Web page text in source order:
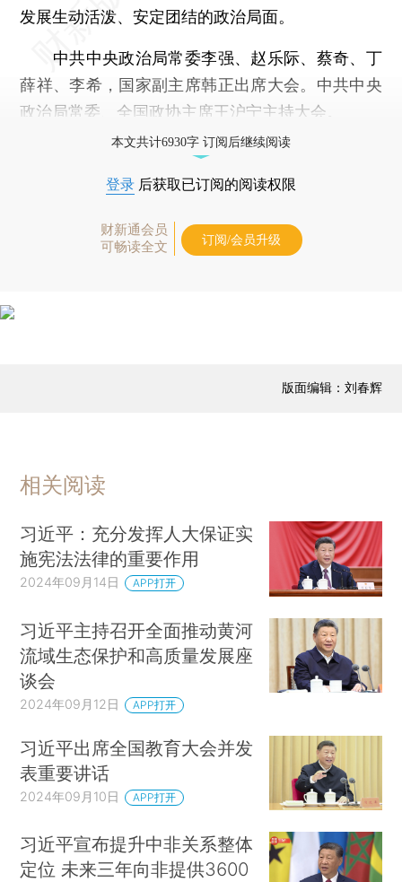
发展生动活泼、安定团结的政治局面。
中共中央政治局常委李强、赵乐际、蔡奇、丁
薛祥、李希，国家副主席韩正出席大会。中共中央
政治局常委、全国政协主席王沪宁主持大会。
本文共计6930字 订阅后继续阅读
登录 后获取已订阅的阅读权限
财新通会员
可畅读全文
订阅/会员升级
版面编辑：刘春辉
相关阅读
习近平：充分发挥人大保证实
施宪法法律的重要作用
2024年09月14日 APP打开
习近平主持召开全面推动黄河
流域生态保护和高质量发展座
谈会
2024年09月12日 APP打开
习近平出席全国教育大会并发
表重要讲话
2024年09月10日 APP打开
习近平宣布提升中非关系整体
定位 未来三年向非提供3600